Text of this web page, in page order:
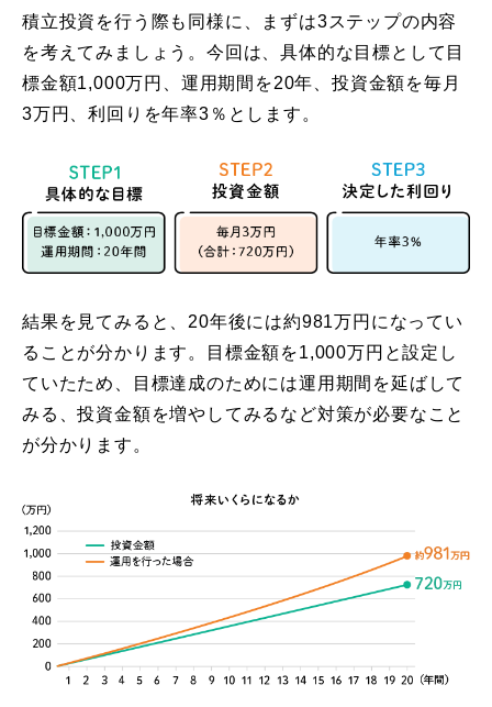
積立投資を行う際も同様に、まずは3ステップの内容
を考えてみましょう。今回は、具体的な目標として目
標金額1,000万円、運用期間を20年、投資金額を毎月
3万円、利回りを年率3％とします。
結果を見てみると、20年後には約981万円になってい
ることが分かります。目標金額を1,000万円と設定し
ていたため、目標達成のためには運用期間を延ばして
みる、投資金額を増やしてみるなど対策が必要なこと
が分かります。